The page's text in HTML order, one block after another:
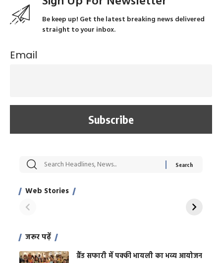
Be keep up! Get the latest breaking news delivered
straight to your inbox.
Email
Web Stories
सट्टेबाजी में अरेस्ट हुए
साहिल खान
रोज एक कच्चे लहसुन
जरूर पढ़ें
ग्रैंड सफारी में पक्की भायली का भव्य आयोजन